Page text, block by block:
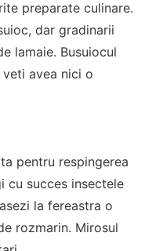
preparate culinare.
dar gradinarii
lamaie. Busuiocul
avea nici o
pentru respingerea
cu succes insectele
la fereastra o
rozmarin. Mirosul